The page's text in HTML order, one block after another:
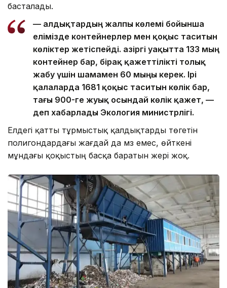
басталады.
— Қалдықтардың жалпы көлемі бойынша
елімізде контейнерлер мен қоқыс таситын
көліктер жетіспейді. Қазіргі уақытта 133 мың
контейнер бар, бірақ қажеттілікті толық
жабу үшін шамамен 60 мыңы керек. Ірі
қалаларда 1681 қоқыс таситын көлік бар,
тағы 900-ге жуық осындай көлік қажет, —
деп хабарлады Экология министрлігі.
Елдегі қатты тұрмыстық қалдықтарды төгетін
полигондардағы жағдай да мәз емес, өйткені
мұндағы қоқыстың басқа баратын жері жоқ.